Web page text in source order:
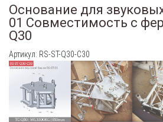
Основание для
01 Совместимость с
Q30
Артикул: RS-ST-Q30-C30